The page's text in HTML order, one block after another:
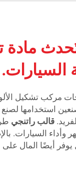
مادة
السيارات.
استخدامها
قالب راتنجي
السيارات.
أيضًا المال